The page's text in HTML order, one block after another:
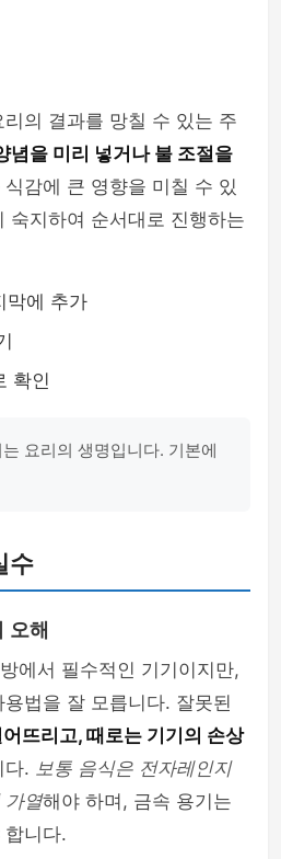
의 결과를 망칠 수 있는 주
념을 미리 넣거나 불 조절을
감에 큰 영향을 미칠 수 있
숙지하여 순서대로 진행하는
막에 추가
확인
요리의 생명입니다. 기본에
수
오해
에서 필수적인 기기이지만,
법을 잘 모릅니다. 잘못된
뜨리고, 때로는 기기의 손상
다. 보통 음식은 전자레인지
가열해야 하며, 금속 용기는
합니다.